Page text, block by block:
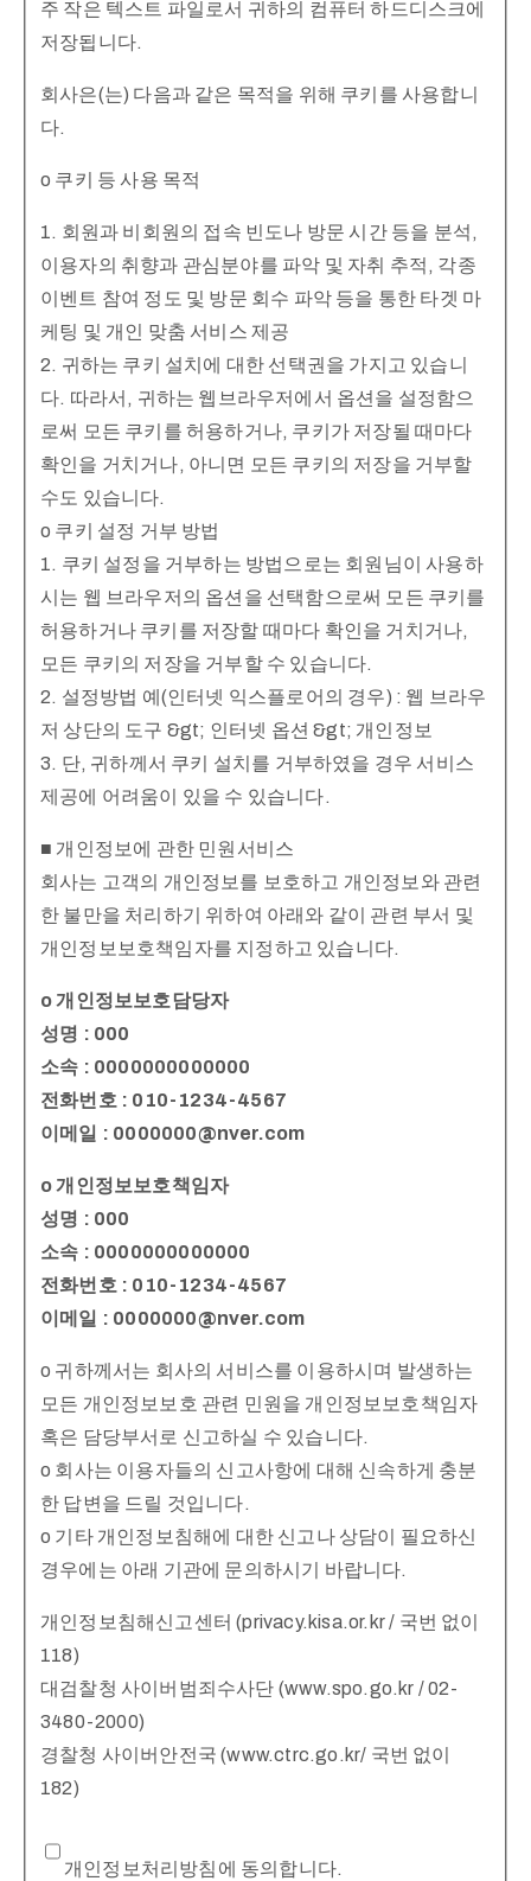
주 작은 텍스트 파일로서 귀하의 컴퓨터 하드디스크에
저장됩니다.
회사은(는) 다음과 같은 목적을 위해 쿠키를 사용합니
다.
o 쿠키 등 사용 목적
1. 회원과 비회원의 접속 빈도나 방문 시간 등을 분석,
이용자의 취향과 관심분야를 파악 및 자취 추적, 각종
이벤트 참여 정도 및 방문 회수 파악 등을 통한 타겟 마
케팅 및 개인 맞춤 서비스 제공
2. 귀하는 쿠키 설치에 대한 선택권을 가지고 있습니
다. 따라서, 귀하는 웹브라우저에서 옵션을 설정함으
로써 모든 쿠키를 허용하거나, 쿠키가 저장될 때마다
확인을 거치거나, 아니면 모든 쿠키의 저장을 거부할
수도 있습니다.
o 쿠키 설정 거부 방법
1. 쿠키 설정을 거부하는 방법으로는 회원님이 사용하
시는 웹 브라우저의 옵션을 선택함으로써 모든 쿠키를
허용하거나 쿠키를 저장할 때마다 확인을 거치거나,
모든 쿠키의 저장을 거부할 수 있습니다.
2. 설정방법 예(인터넷 익스플로어의 경우) : 웹 브라우
저 상단의 도구 &gt; 인터넷 옵션 &gt; 개인정보
3. 단, 귀하께서 쿠키 설치를 거부하였을 경우 서비스
제공에 어려움이 있을 수 있습니다.
■ 개인정보에 관한 민원서비스
회사는 고객의 개인정보를 보호하고 개인정보와 관련
한 불만을 처리하기 위하여 아래와 같이 관련 부서 및
개인정보보호책임자를 지정하고 있습니다.
o 개인정보보호담당자
성명 : 000
소속 : 0000000000000
전화번호 : 010-1234-4567
이메일 : 0000000@nver.com
o 개인정보보호책임자
성명 : 000
소속 : 0000000000000
전화번호 : 010-1234-4567
이메일 : 0000000@nver.com
o 귀하께서는 회사의 서비스를 이용하시며 발생하는
모든 개인정보보호 관련 민원을 개인정보보호책임자
혹은 담당부서로 신고하실 수 있습니다.
o 회사는 이용자들의 신고사항에 대해 신속하게 충분
한 답변을 드릴 것입니다.
o 기타 개인정보침해에 대한 신고나 상담이 필요하신
경우에는 아래 기관에 문의하시기 바랍니다.
개인정보침해신고센터 (privacy.kisa.or.kr / 국번 없이
118)
대검찰청 사이버범죄수사단 (www.spo.go.kr / 02-
3480-2000)
경찰청 사이버안전국 (www.ctrc.go.kr/ 국번 없이
182)
개인정보처리방침에 동의합니다.